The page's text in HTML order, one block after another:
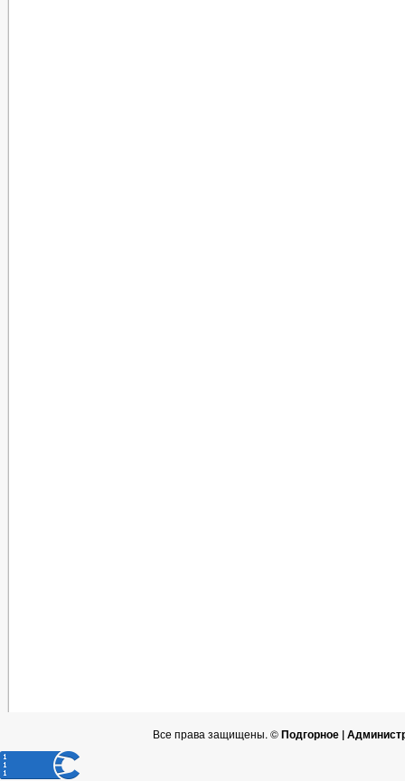
Все права защищены. ©Подгорное |